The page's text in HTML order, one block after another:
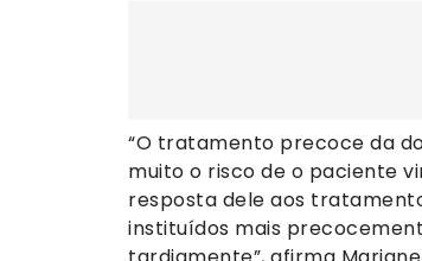
“O tratamento precoce da
muito o risco de o paciente
resposta dele aos
instituídos mais